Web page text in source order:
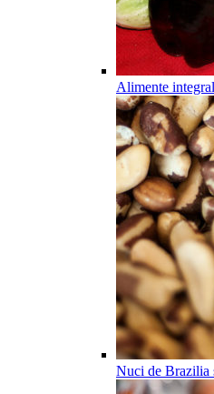
Alimente
Nuci de Brazilia